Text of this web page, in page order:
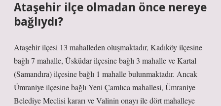
Ataşehir ilçe olmadan önce nereye
bağlıydı?
Ataşehir ilçesi 13 mahalleden oluşmaktadır, Kadıköy ilçesine
bağlı 7 mahalle, Üsküdar ilçesine bağlı 3 mahalle ve Kartal
(Samandıra) ilçesine bağlı 1 mahalle bulunmaktadır. Ancak
Ümraniye ilçesine bağlı Yeni Çamlıca mahallesi, Ümraniye
Belediye Meclisi kararı ve Valinin onayı ile dört mahalleye